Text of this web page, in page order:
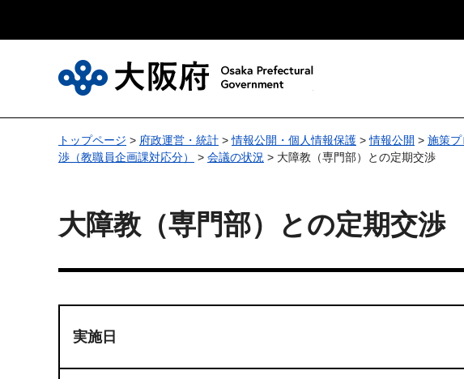
トップページ > 府政運営・統計 >情報公開・個人情報保護 >情報公開 > 施策
渉（教職員企画課対応分）
> 会議の状況 > 大障教（専門部）との定期交渉
大障教（専門部）との定期交渉
実施日